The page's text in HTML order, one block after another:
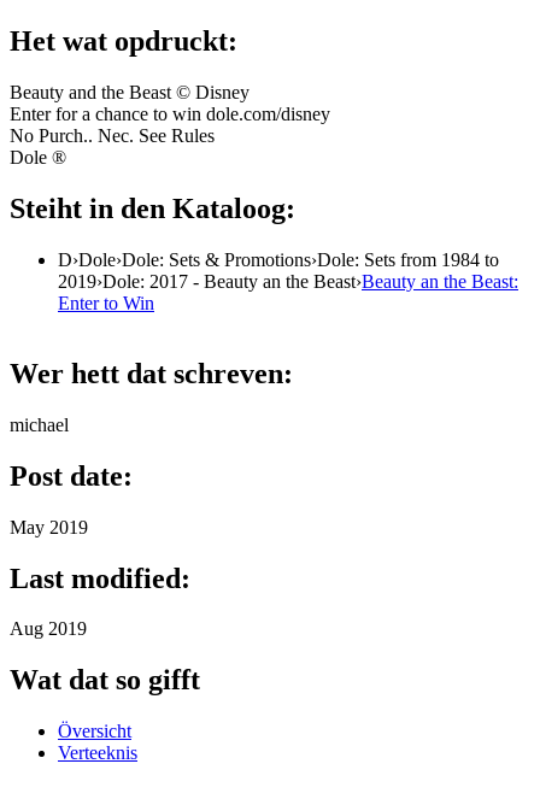
Het wat opdruckt:
Beauty and the Beast © Disney
Enter for a chance to win dole.com/disney
No Purch.. Nec. See Rules
Dole ®
Steiht in den Kataloog:
D›Dole›Dole: Sets & Promotions›Dole: Sets from 1984 to
2019›Dole: 2017 - Beauty an the Beast›Beauty an the Beast:
Enter to Win
Wer hett dat schreven:
michael
Post date:
May 2019
Last modified:
Aug 2019
Wat dat so gifft
Översicht
Verteeknis